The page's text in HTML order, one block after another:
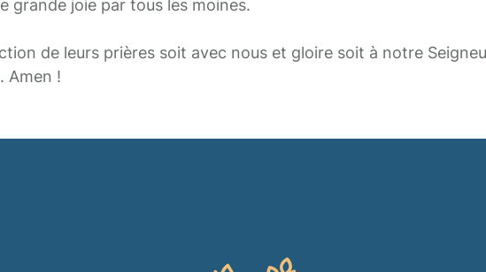
grande joie par tous les moines.
de leurs prières soit avec nous et gloire soit à notre
Amen !